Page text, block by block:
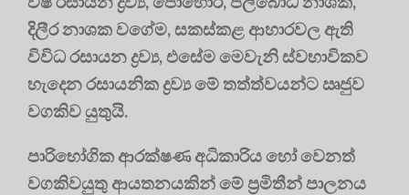
දිලීර නාශක වගේම, සකස්කළ ආහාරවල ඇති
විවිධ රසායන ද්‍රව්‍ය, එසේම මෙවැනි ස්වභාවිකව
හැදෙන රසායනික ද්‍රව්‍ය මේ තත්ත්‍වයන්ට ඍජුව
වගකිව යුතුයි.
පාරිභෝගික ආරක්ෂණ අධිකාරිය හෝ වෙනත්
වගකිවයුතු ආයතනයකින් මේ ප්‍රමිතීන් පාලනය